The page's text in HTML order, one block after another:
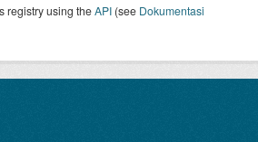
registry using theAPI (see Dokumentasi